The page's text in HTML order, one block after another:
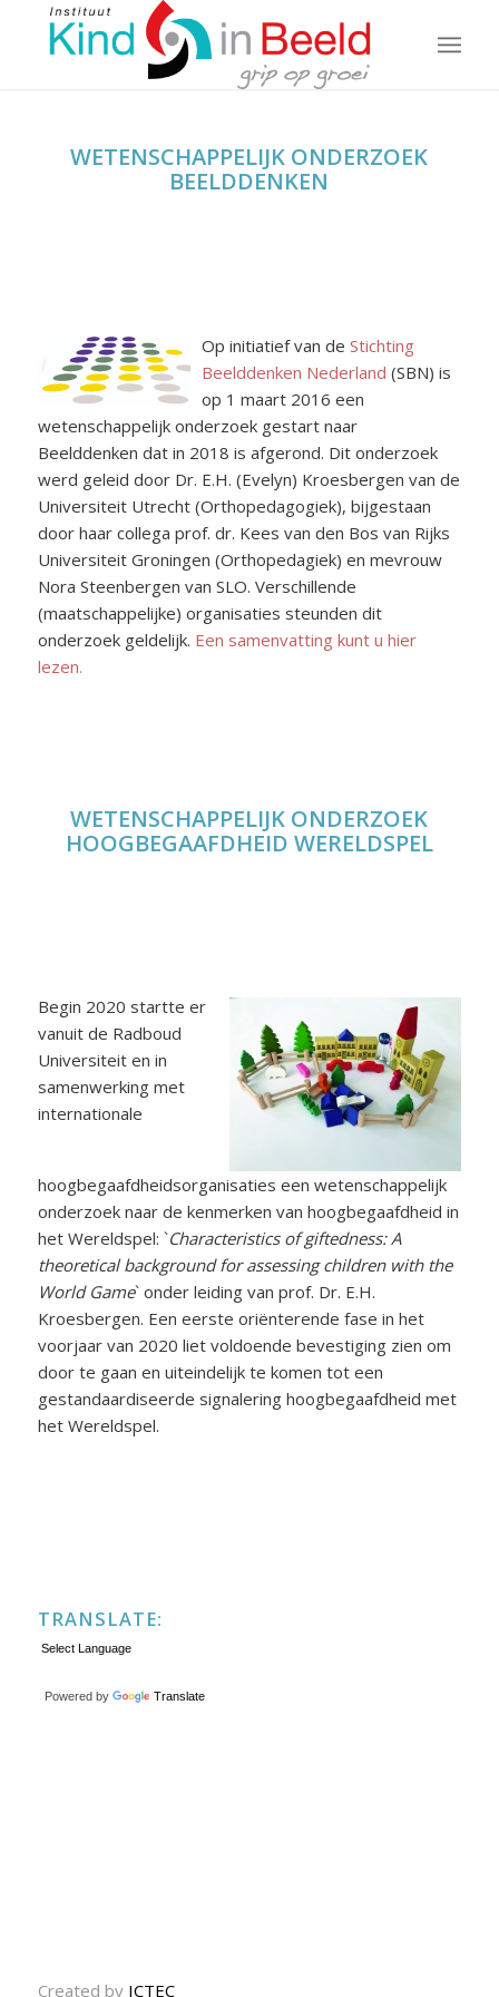
WETENSCHAPPELIJK ONDERZOEK
BEELDDENKEN
Op initiatief van de Stichting
Beelddenken Nederland (SBN) is
op 1 maart 2016 een
wetenschappelijk onderzoek gestart naar
Beelddenken dat in 2018 is afgerond. Dit onderzoek
werd geleid door Dr. E.H. (Evelyn) Kroesbergen van de
Universiteit Utrecht (Orthopedagogiek), bijgestaan
door haar collega prof. dr. Kees van den Bos van Rijks
Universiteit Groningen (Orthopedagiek) en mevrouw
Nora Steenbergen van SLO. Verschillende
(maatschappelijke) organisaties steunden dit
onderzoek geldelijk. Een samenvatting kunt u hier
lezen.
WETENSCHAPPELIJK ONDERZOEK
HOOGBEGAAFDHEID WERELDSPEL
Begin 2020 startte er
vanuit de Radboud
Universiteit en in
samenwerking met
internationale
hoogbegaafdheidsorganisaties een wetenschappelijk
onderzoek naar de kenmerken van hoogbegaafdheid in
het Wereldspel: `Characteristics of giftedness: A
theoretical background for assessing children with the
World Game` onder leiding van prof. Dr. E.H.
Kroesbergen. Een eerste oriënterende fase in het
voorjaar van 2020 liet voldoende bevestiging zien om
door te gaan en uiteindelijk te komen tot een
gestandaardiseerde signalering hoogbegaafdheid met
het Wereldspel.
TRANSLATE:
Powered by Translate
Created by ICTEC